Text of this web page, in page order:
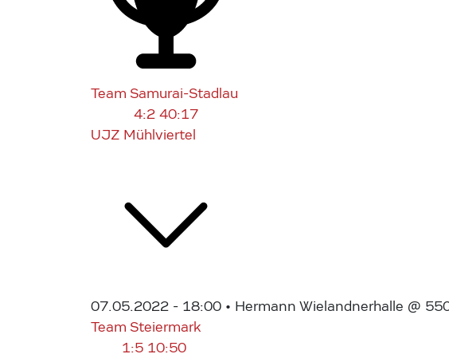
Team Samurai-Stadlau
4:2 40:17
UJZ Mühlviertel
07.05.2022 - 18:00 • Hermann Wielandnerhalle @
Team Steiermark
1:5 10:50